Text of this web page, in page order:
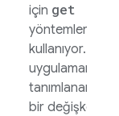
için get
yöntemlerini
kullanıyor. Bu,
uygulamanızda
tanımlanan
bir değişkenin